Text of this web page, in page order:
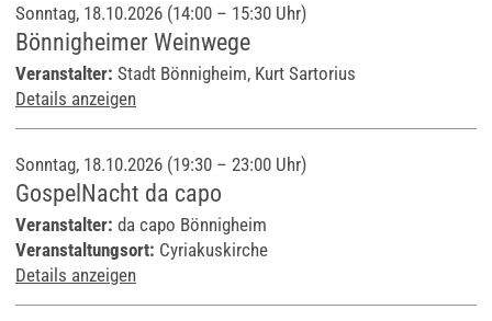
Sonntag, 18.10.2026 (14:00 – 15:30 Uhr)
Bönnigheimer Weinwege
Veranstalter: Stadt Bönnigheim, Kurt Sartorius
Details anzeigen
Sonntag, 18.10.2026 (19:30 – 23:00 Uhr)
GospelNacht da capo
Veranstalter: da capo Bönnigheim
Veranstaltungsort: Cyriakuskirche
Details anzeigen